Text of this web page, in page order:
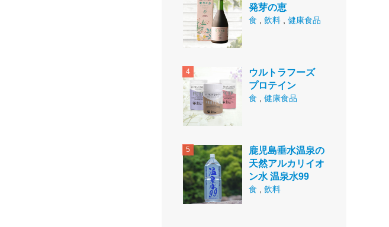
発芽の恵
食 飲料 健康食品
ウルトラフーズ
プロテイン
食 健康食品
鹿児島垂水温泉の
天然アルカリイオ
ン水 温泉水99
食 飲料